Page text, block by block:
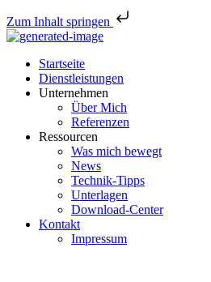
Zum Inhalt springen
Startseite
Dienstleistungen
Unternehmen
Über Mich
Referenzen
Ressourcen
Was mich bewegt
News
Technik-Tipps
Unterlagen
Download-Center
Kontakt
Impressum